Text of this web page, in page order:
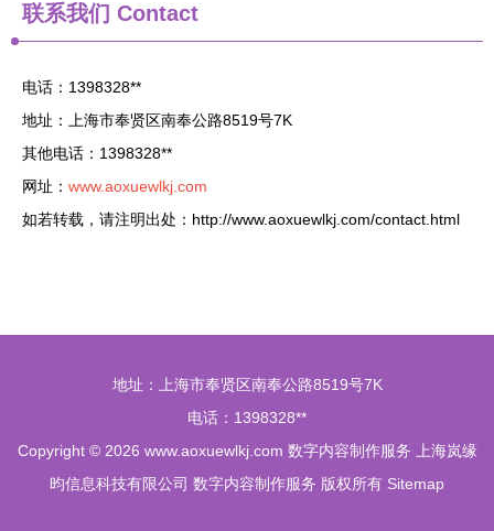
联系我们 Contact
电话：1398328**
地址：上海市奉贤区南奉公路8519号7K
其他电话：1398328**
网址： www.aoxuewlkj.com
如若转载，请注明出处：http://www.aoxuewlkj.com/contact.html
地址：上海市奉贤区南奉公路8519号7K
电话：1398328**
Copyright © 2026 www.aoxuewlkj.com 数字内容制作服务
上海岚缘
昀信息科技有限公司 数字内容制作服务 版权所有 Sitemap